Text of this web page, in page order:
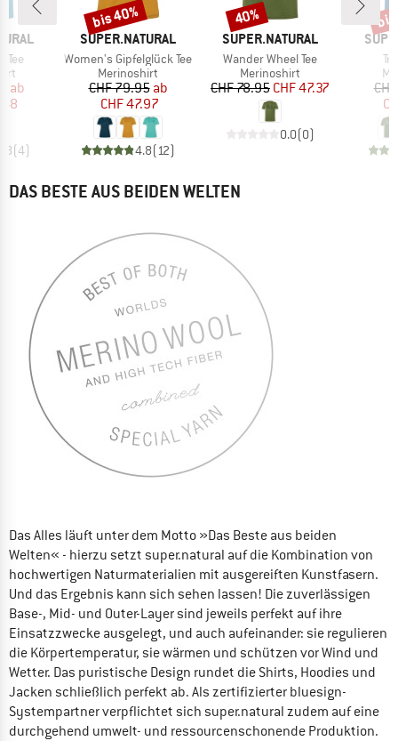
Tee
Preis
ab
(4)
MARKE
SUPER.NATURAL
Artikel
Women's Gipfelglück Tee
Produktgruppe
Merinoshirt
Preis
CHF 79.95reduzierter Preis
ab
CHF 47.97
4.8(12)
Rabatt
bis 40%
MARKE
SUPER.NATURAL
Artikel
Wander Wheel Tee
Produktgruppe
Merinoshirt
Preis
CHF 78.95reduzierter Preis
CHF 47.37
0.0(0)
Rabatt
40%
DAS BESTE AUS BEIDEN WELTEN
Das Alles läuft unter dem Motto »Das Beste aus beiden
Welten« - hierzu setzt super.natural auf die Kombination von
hochwertigen Naturmaterialien mit ausgereiften Kunstfasern.
Und das Ergebnis kann sich sehen lassen! Die zuverlässigen
Base-, Mid- und Outer-Layer sind jeweils perfekt auf ihre
Einsatzzwecke ausgelegt, und auch aufeinander: sie regulieren
die Körpertemperatur, sie wärmen und schützen vor Wind und
Wetter. Das puristische Design rundet die Shirts, Hoodies und
Jacken schließlich perfekt ab. Als zertifizierter bluesign-
Systempartner verpflichtet sich super.natural zudem auf eine
durchgehend umwelt- und ressourcenschonende Produktion.